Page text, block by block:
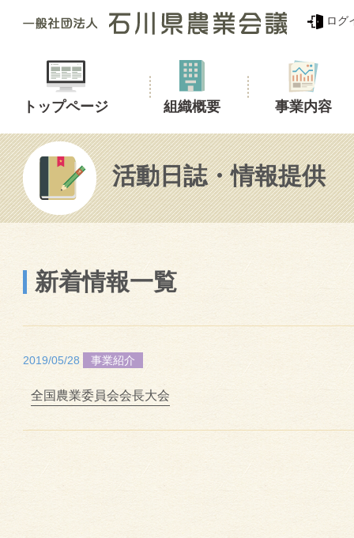
ログ
トップページ 組織概要 事業内容
活動日誌・情報提供
新着情報一覧
2019/05/28 事業紹介
全国農業委員会会長大会